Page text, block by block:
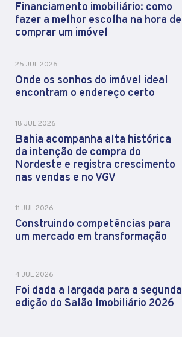
Financiamento imobiliário: como
fazer a melhor escolha na hora de
comprar um imóvel
25 JUL 2026
Onde os sonhos do imóvel ideal
encontram o endereço certo
18 JUL 2026
Bahia acompanha alta histórica
da intenção de compra do
Nordeste e registra crescimento
nas vendas e no VGV
11 JUL 2026
Construindo competências para
um mercado em transformação
4 JUL 2026
Foi dada a largada para a segunda
edição do Salão Imobiliário 2026